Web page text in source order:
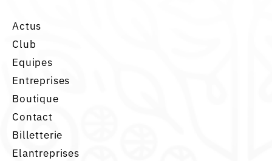
Actus
Club
Equipes
Entreprises
Boutique
Contact
Billetterie
Elantreprises